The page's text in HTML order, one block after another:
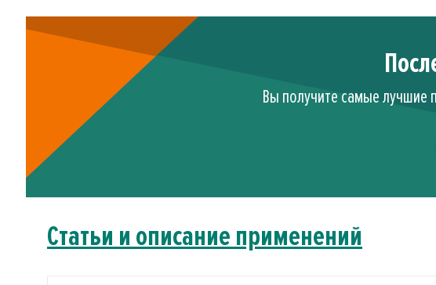
Вы получите самые лучшие
Статьи и описание применений